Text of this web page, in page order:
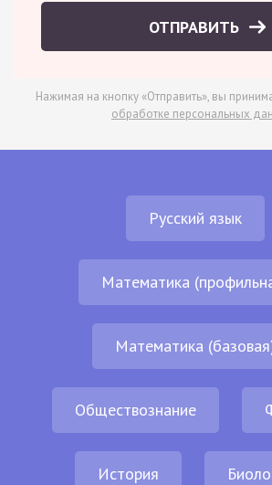
ОТПРАВИТЬ
Нажимая на кнопку «Отправить», вы
обработке персональных
Русский язык
Математика
Математика
Обществознание
История